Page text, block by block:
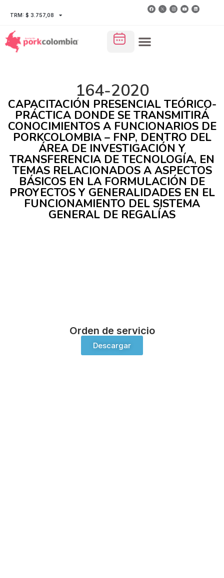
TRM: $ 3.757,08
164-2020
CAPACITACIÓN PRESENCIAL TEÓRICO-
PRÁCTICA DONDE SE TRANSMITIRÁ
CONOCIMIENTOS A FUNCIONARIOS DE
PORKCOLOMBIA – FNP, DENTRO DEL
ÁREA DE INVESTIGACIÓN Y
TRANSFERENCIA DE TECNOLOGÍA, EN
TEMAS RELACIONADOS A ASPECTOS
BÁSICOS EN LA FORMULACIÓN DE
PROYECTOS Y GENERALIDADES EN EL
FUNCIONAMIENTO DEL SISTEMA
GENERAL DE REGALÍAS
Orden de servicio
Descargar